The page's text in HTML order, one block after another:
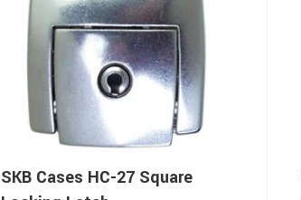
SKB Cases HC-27 Square